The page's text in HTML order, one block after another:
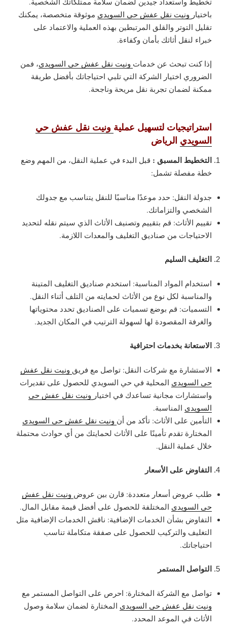
باختيار ونيت نقل عفش حي السويدي موثوقة متخصصة، يمكنك
تقليل التوتر والقلق المرتبطين بهذه العملية والاعتماد على
خبراء لنقل أثاثك بأمان وكفاءة.
إذا كنت تبحث عن خدمات ونيت نقل عفش حي السويدي، فمن
الضروري اختيار الشركة التي تلبي احتياجاتك بأفضل طريقة
ممكنة لضمان تجربة نقل مريحة وناجحة.
استراتيجيات لتسهيل عملية ونيت نقل عفش حي
السويدي الرياض
التخطيط المسبق : قبل البدء في عملية النقل، من المهم وضع
خطة مفصلة تشمل:
جدولة النقل: حدد موعدًا مناسبًا للنقل يتناسب مع جدولك
الشخصي والتزاماتك.
تقييم الأثاث: قم بتقييم وتصنيف الأثاث الذي سيتم نقله لتحديد
الاحتياجات من صناديق التغليف والمعدات اللازمة.
التغليف السليم
استخدام المواد المناسبة: استخدم صناديق التغليف المتينة
والمناسبة لكل نوع من الأثاث لحمايته من التلف أثناء النقل.
التسميات: قم بوضع تسميات على الصناديق تحدد محتوياتها
والغرفة المقصودة لها لسهولة الترتيب في المكان الجديد.
الاستعانة بخدمات احترافية
الاستشارة مع شركات النقل: تواصل مع فريق ونيت نقل عفش
حي السويدي المحلية في حي السويدي للحصول على تقديرات
واستشارات مجانية تساعدك في اختيار ونيت نقل عفش حي
السويدي المناسبة.
التأمين على الأثاث: تأكد من أن ونيت نقل عفش حي السويدي
المختارة تقدم تأمينًا على الأثاث لحمايتك من أي حوادث محتملة
خلال عملية النقل.
التفاوض على الأسعار
طلب عروض أسعار متعددة: قارن بين عروض ونيت نقل عفش
حي السويدي المختلفة للحصول على أفضل قيمة مقابل المال.
التفاوض بشأن الخدمات الإضافية: ناقش الخدمات الإضافية مثل
التغليف والتركيب للحصول على صفقة متكاملة تناسب
احتياجاتك.
التواصل المستمر
تواصل مع الشركة المختارة: احرص على التواصل المستمر مع
ونيت نقل عفش حي السويدي المختارة لضمان سلامة وصول
الأثاث في الموعد المحدد.